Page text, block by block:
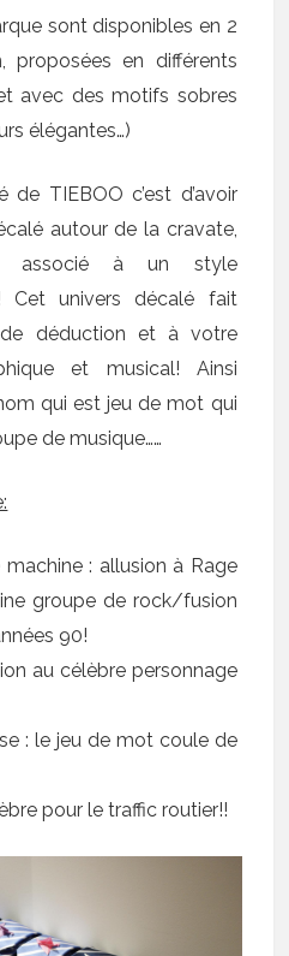
sont disponibles en 2
en différents
avec des motifs sobres
élégantes…)
TIEBOO c’est d’avoir
autour de la cravate,
associé à un style
Cet univers décalé fait
déduction et à votre
et musical! Ainsi
qui est jeu de mot qui
de musique……
: allusion à Rage
groupe de rock/fusion
90!
au célèbre personnage
: le jeu de mot coule de
pour le traffic routier!!